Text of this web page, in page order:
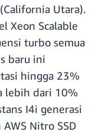
Utara).
Xeon Scalable
turbo semua
baru ini
hingga 23%
lebih dari 10%
I4i generasi
Nitro SSD